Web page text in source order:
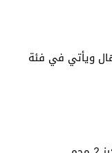
ويأتي في فئة